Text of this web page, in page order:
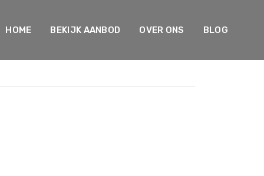
HOME BEKIJK AANBOD OVER ONS BLOG